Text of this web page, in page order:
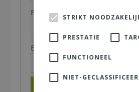
Plaats (zichtbaar op website): *
E-mailadres (niet zichtbaar):
STRIKT
PRESTATIE
FUNCTIONEEL
NIET-